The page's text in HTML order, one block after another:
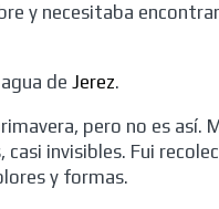
y necesitaba
de Jerez.
pero no es
invisibles. Fui
y formas.